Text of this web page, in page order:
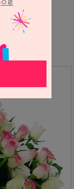
수 있으니